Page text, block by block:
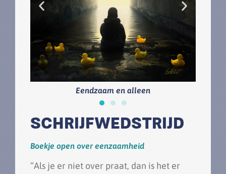
SCHRIJFWEDSTRIJD
Boekje open over eenzaamheid
“Als je er niet over praat, dan is het er
Eendzaam en alleen